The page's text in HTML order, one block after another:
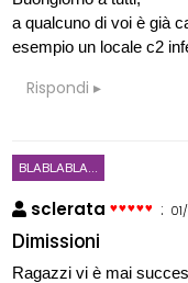
a qualcuno di voi è già
esempio un locale c2
Rispondi
BLABLABLA...
sclerata :
Dimissioni
Ragazzi vi è mai